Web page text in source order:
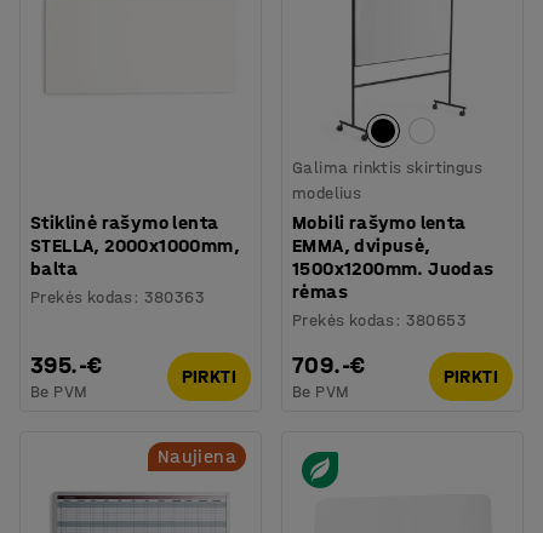
Stiklinė rašymo lenta
STELLA, 2000x1000mm,
balta
Prekės kodas : 380363
395.-€
Be PVM
PIRKTI
Galima rinktis skirtingus
modelius
Mobili rašymo lenta
EMMA, dvipusė,
1500x1200mm. Juodas
rėmas
Prekės kodas : 380653
709.-€
Be PVM
PIRKTI
Naujiena